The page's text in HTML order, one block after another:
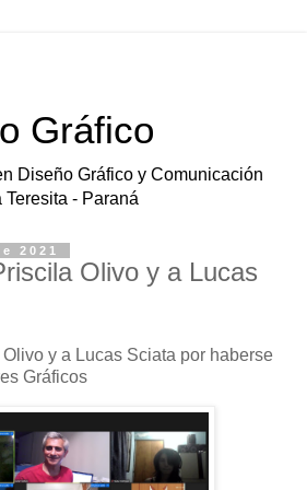
Gráfico
Diseño Gráfico y Comunicación
- Paraná
2021
Olivo y a Lucas
y a Lucas Sciata por haberse
Gráficos